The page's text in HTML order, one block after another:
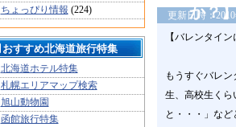
か？
更新日時：
【バレンタイ
もうすぐバレ
生、高校生くら
と・・・」な
ちょっぴり情報 (224)
おすすめ北海道旅行特集
北海道ホテル特集
札幌エリアマップ検索
旭山動物園
函館旅行特集